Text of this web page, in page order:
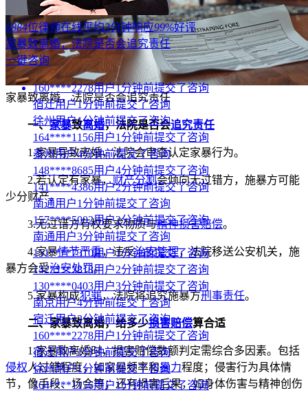
家暴致离婚，法院是否会追究责任
一、家暴致离婚，法院是否会追究责任
1.家暴导致离婚，法院会审查认定家暴行为。
2.若认定有家暴，财产分割会倾向无过错方，施暴方可能
少分财产。
3.无过错方有权要求物质与精神损害赔偿。
4.家暴情节严重，违反治安管理，法院移送公安机关，施
暴方会受治安处罚。
5.家暴构成犯罪，法院将追究施暴方刑事责任。
二、家暴致离婚，给多少损害赔偿算合适
1.家暴致离婚时，损害赔偿数额判定需综合多因素。包括
侵权人过错程度，如家暴频率和暴力程度；侵害行为具体情
节，像手段、场合等；还有损害后果，如身体伤害与精神创伤
6884位律师在线平均3分钟响应99%好评
家暴致离婚，法院是否会追究责任
一键咨询
160****2278用户1分钟前提交了咨询
宿迁用户1分钟前提交了咨询
徐州用户1分钟前提交了咨询
164****1156用户1分钟前提交了咨询
泰州用户4分钟前提交了咨询
148****8685用户4分钟前提交了咨询
141****4386用户2分钟前提交了咨询
南通用户1分钟前提交了咨询
157****5002用户2分钟前提交了咨询
南通用户3分钟前提交了咨询
151****7310用户1分钟前提交了咨询
142****3818用户2分钟前提交了咨询
130****0403用户3分钟前提交了咨询
南京用户4分钟前提交了咨询
宿迁用户2分钟前提交了咨询
160****2278用户1分钟前提交了咨询
宿迁用户1分钟前提交了咨询
徐州用户1分钟前提交了咨询
164****1156用户1分钟前提交了咨询